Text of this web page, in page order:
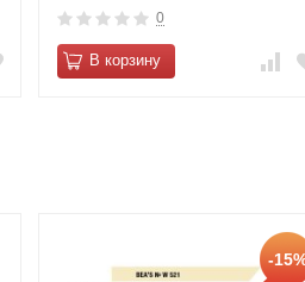
0
В корзину
-